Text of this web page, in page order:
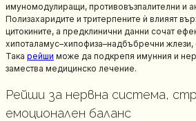
имуномодулиращи, противовъзпалителни и
Полизахаридите и тритерпените ѝ влияят
цитокините, а предклинични данни сочат
хипоталамус–хипофиза–надбъбречни жлези,
Така рейши може да подкрепя имунния и
замества медицинско лечение.
Рейши за нервна система,
емоционален баланс